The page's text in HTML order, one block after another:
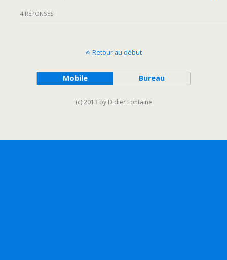
4 RÉPONSES
Retour au début
Mobile Bureau
(c) 2013 by Didier Fontaine